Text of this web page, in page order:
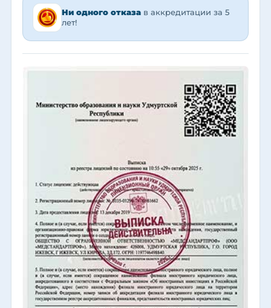
Ни одного отказа в аккредитации за 5
лет!